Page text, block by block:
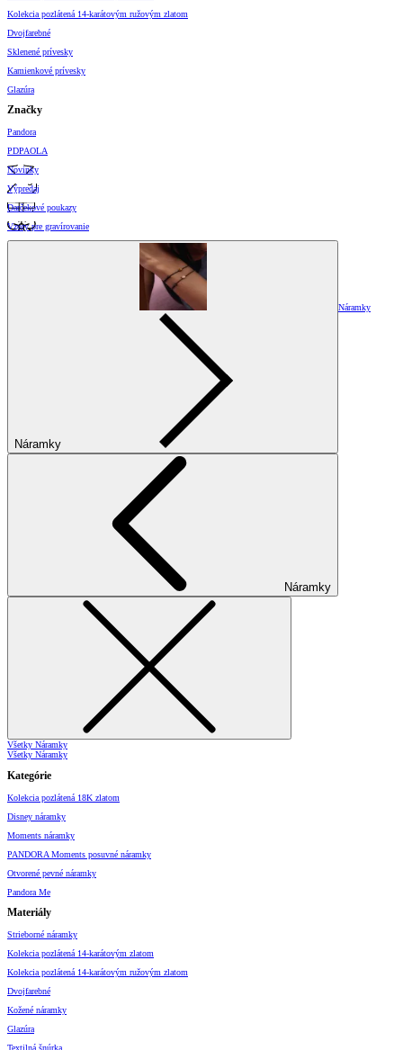
Kolekcia pozlátená 14-karátovým ružovým zlatom
Dvojfarebné
Sklenené prívesky
Kamienkové prívesky
Glazúra
Značky
Pandora
PDPAOLA
Novinky
Výpredaj
Darčekové poukazy
Vzory pre gravírovanie
Náramky
Náramky
Náramky
Všetky Náramky
Všetky Náramky
Kategórie
Kolekcia pozlátená 18K zlatom
Disney náramky
Moments náramky
PANDORA Moments posuvné náramky
Otvorené pevné náramky
Pandora Me
Materiály
Strieborné náramky
Kolekcia pozlátená 14-karátovým zlatom
Kolekcia pozlátená 14-karátovým ružovým zlatom
Dvojfarebné
Kožené náramky
Glazúra
Textilná šnúrka